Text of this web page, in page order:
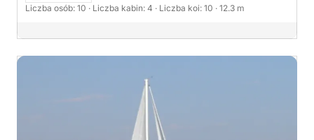
Liczba osób: 10 · Liczba kabin: 4 · Liczba koi: 10 · 12.3 m